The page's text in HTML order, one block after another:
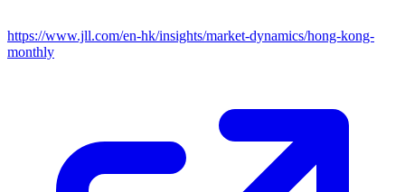
https://www.jll.com/en-hk/insights/market-dynamics/hong-kong-
monthly